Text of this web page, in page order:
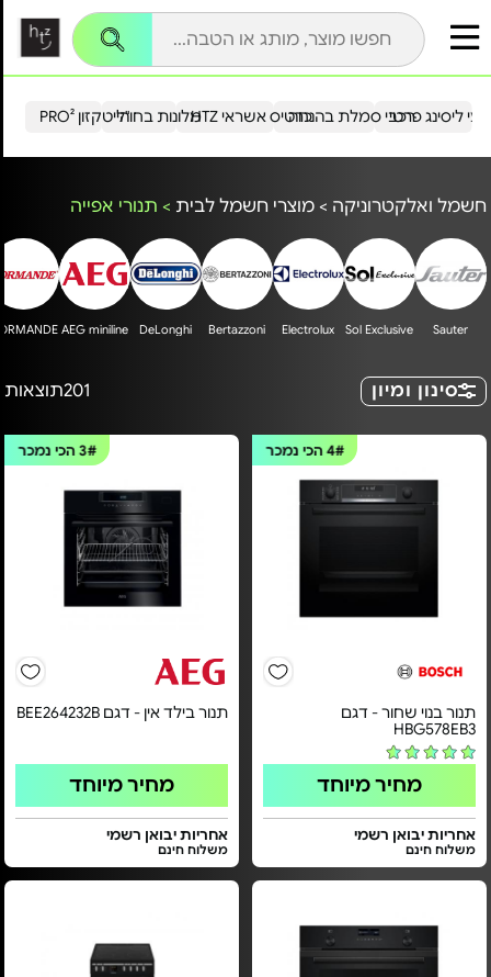
הייטקזון PRO²מלונות בחו"ל כרטיס אשראי HTZ ליסינג פרטירכבי סמלת בהנחה
חשמל ואלקטרוניקה > מוצרי חשמל לבית > תנורי אפייה
Sauter
Sol Exclusive
Electrolux
Bertazzoni
DeLonghi
AEG miniline
סינון ומיון 201תוצאות
4#הכי נמכר
תנור בנוי שחור - דגם
HBG578EB3
מחיר מיוחד
אחריות יבואן רשמי
משלוח חינם
3#הכי נמכר
תנור בילד אין - דגם BEE264232B
מחיר מיוחד
אחריות יבואן רשמי
משלוח חינם